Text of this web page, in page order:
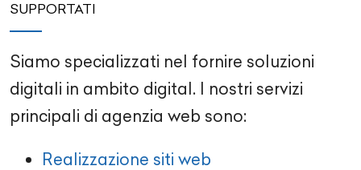
SUPPORTATI
Siamo specializzati nel fornire soluzioni
digitali in ambito digital. I nostri servizi
principali di agenzia web sono:
Realizzazione siti web